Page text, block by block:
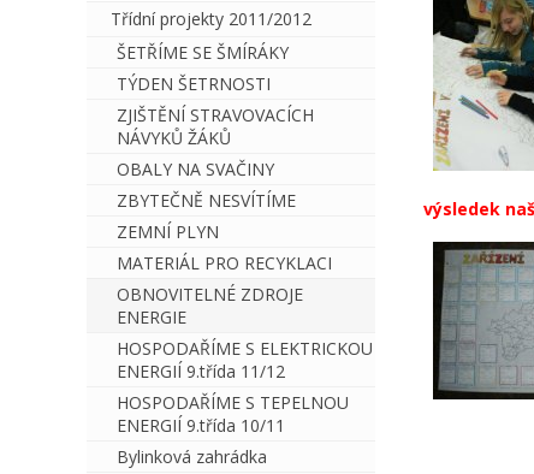
Třídní projekty 2011/2012
ŠETŘÍME SE ŠMÍRÁKY
TÝDEN ŠETRNOSTI
ZJIŠTĚNÍ STRAVOVACÍCH
NÁVYKŮ ŽÁKŮ
OBALY NA SVAČINY
ZBYTEČNĚ NESVÍTÍME
ZEMNÍ PLYN
MATERIÁL PRO RECYKLACI
OBNOVITELNÉ ZDROJE
ENERGIE
HOSPODAŘÍME S ELEKTRICKOU
ENERGIÍ 9.třída 11/12
HOSPODAŘÍME S TEPELNOU
ENERGIÍ 9.třída 10/11
Bylinková zahrádka
výsledek